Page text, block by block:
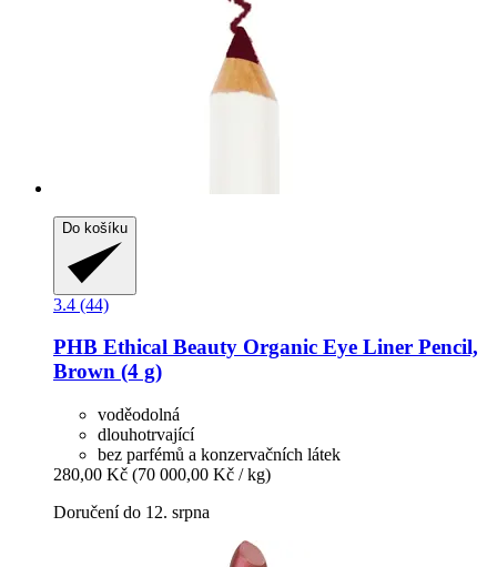
Do košíku
3.4 (44)
PHB Ethical Beauty Organic Eye Liner Pencil,
Brown (4 g)
voděodolná
dlouhotrvající
bez parfémů a konzervačních látek
280,00 Kč (70 000,00 Kč / kg)
Doručení do 12. srpna